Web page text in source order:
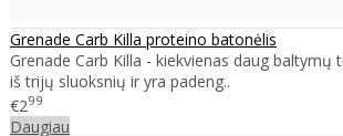
Grenade Carb Killa proteino batonėlis
Grenade Carb Killa - kiekvienas daug baltymų
iš trijų sluoksnių ir yra padeng..
€299
Daugiau